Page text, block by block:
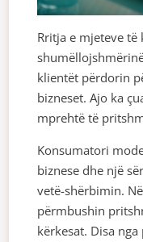
Rritja e mjeteve
klientët përdorin
bizneset. Ajo ka
mprehtë të
Konsumatori
biznese dhe një
vetë-shërbimin.
përmbushin
kërkesat. Disa